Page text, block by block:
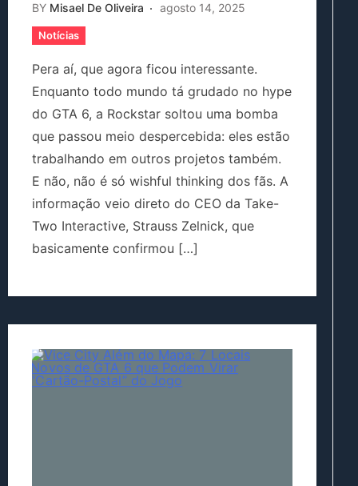
BY Misael De Oliveira agosto 14, 2025
Notícias
Pera aí, que agora ficou interessante.
Enquanto todo mundo tá grudado no hype
do GTA 6, a Rockstar soltou uma bomba
que passou meio despercebida: eles estão
trabalhando em outros projetos também.
E não, não é só wishful thinking dos fãs. A
informação veio direto do CEO da Take-
Two Interactive, Strauss Zelnick, que
basicamente confirmou […]